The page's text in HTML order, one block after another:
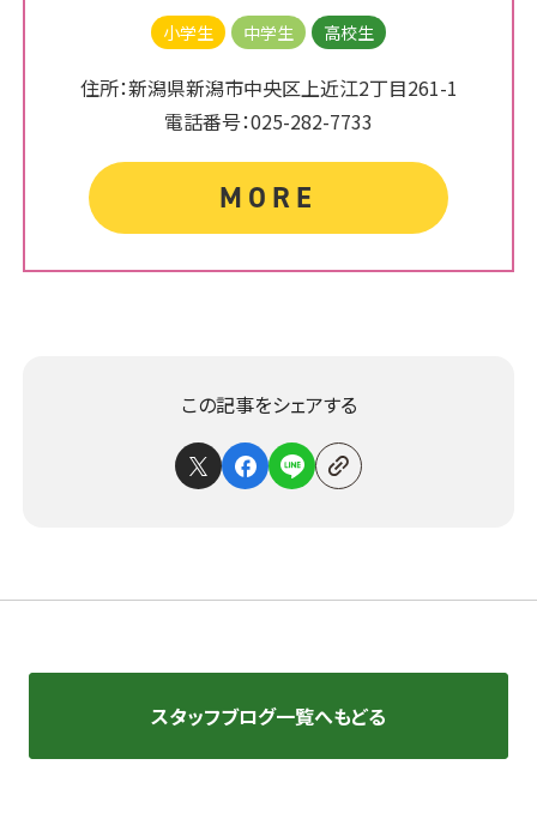
小学生 中学生 高校生
住所：新潟県新潟市中央区上近江2丁目261-1
電話番号：025-282-7733
MORE
この記事をシェアする
スタッフブログ一覧へもどる